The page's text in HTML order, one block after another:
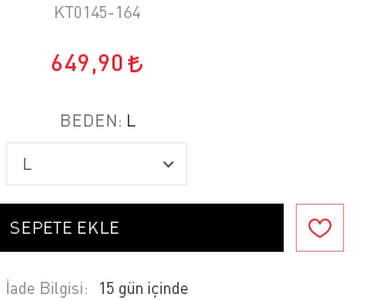
KT0145-164
649,90
BEDEN: L
SEPETE EKLE
İade Bilgisi: